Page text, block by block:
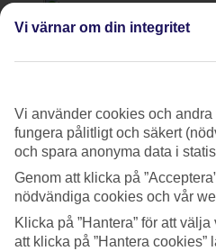
Vi värnar om din integritet
Vi använder cookies och
fungera pålitligt och säkert
och spara anonyma data i
Genom att klicka på
nödvändiga cookies och vår
Klicka på ”Hantera” för att
att klicka på ”Hantera